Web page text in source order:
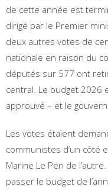
de cette année est
dirigé par le Premier
deux autres votes de
nationale en raison du
députés sur 577 ont
central. Le budget 2026
approuvé – et le
Les votes étaient
communistes d’un côté
Marine Le Pen de
passer le budget de